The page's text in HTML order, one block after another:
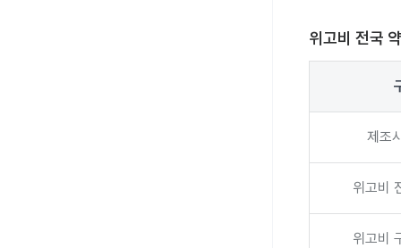
위고비 전국
제조
위고비
위고비